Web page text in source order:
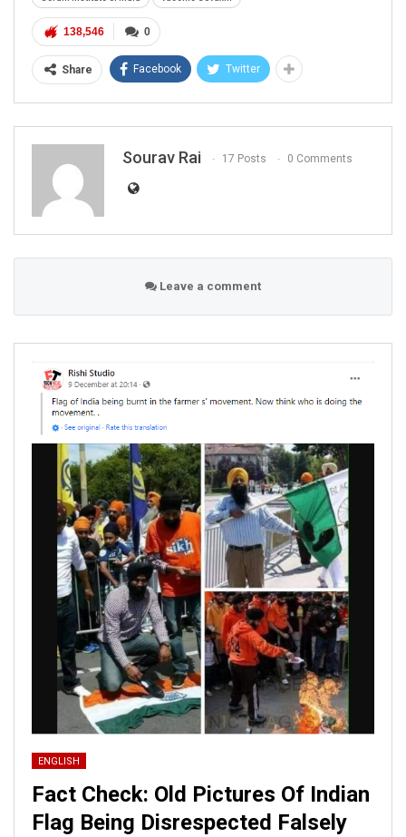
0
138,546
Share Facebook Twitter
Sourav Rai 17 Posts 0 Comments
Leave a comment
ENGLISH
Fact Check: Old Pictures Of Indian
Flag Being Disrespected Falsely